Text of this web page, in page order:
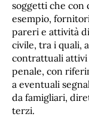
soggetti che con
esempio,
pareri e attività
civile, tra i quali,
contrattuali attivi
penale, con
a eventuali
da famigliari,
terzi.